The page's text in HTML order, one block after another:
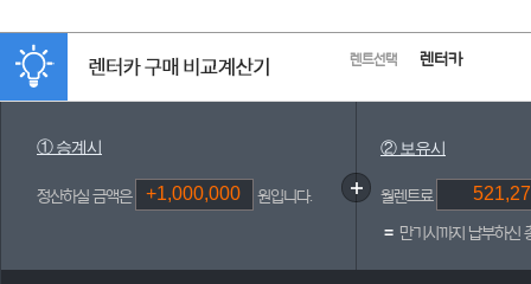
렌트선택 렌터카
① 승계시 ② 보유시
정산하실 금액은 원입니다. 월렌트료
= 만기시까지 납부하신